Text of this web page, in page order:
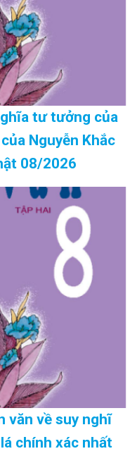
tư tưởng của
Nguyễn Khắc
08/2026
văn về suy nghĩ
chính xác nhất